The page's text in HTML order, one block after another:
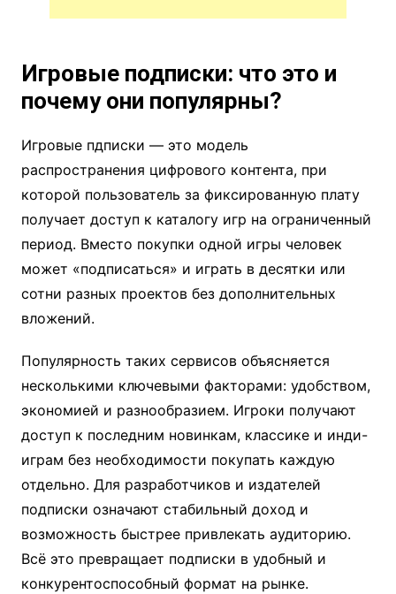
Игровые подписки: что это и
почему они популярны?
Игровые пдписки — это модель
распространения цифрового контента, при
которой пользователь за фиксированную плату
получает доступ к каталогу игр на ограниченный
период. Вместо покупки одной игры человек
может «подписаться» и играть в десятки или
сотни разных проектов без дополнительных
вложений.
Популярность таких сервисов объясняется
несколькими ключевыми факторами: удобством,
экономией и разнообразием. Игроки получают
доступ к последним новинкам, классике и инди-
играм без необходимости покупать каждую
отдельно. Для разработчиков и издателей
подписки означают стабильный доход и
возможность быстрее привлекать аудиторию.
Всё это превращает подписки в удобный и
конкурентоспособный формат на рынке.